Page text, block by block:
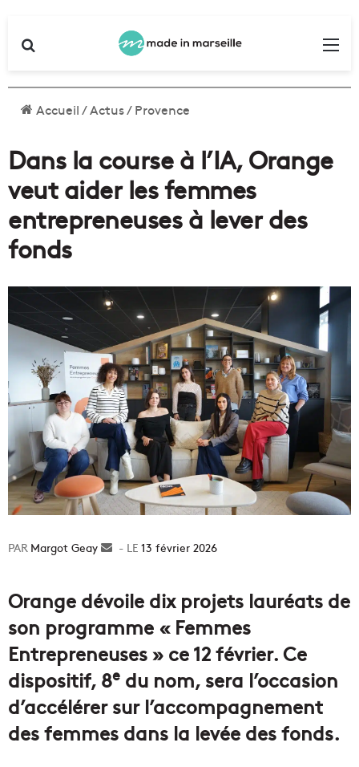
Accueil/Actus/Provence
Dans la course à l’IA, Orange
veut aider les femmes
entrepreneuses à lever des
fonds
Margot Geay
Envoyer13 février 2026
Orange dévoile dix projets lauréats de
son programme « Femmes
Entrepreneuses » ce 12 février. Ce
dispositif, 8e du nom, sera l’occasion
d’accélérer sur l’accompagnement
des femmes dans la levée des fonds.